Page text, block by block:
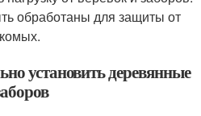
обработаны для защиты от
установить деревянные